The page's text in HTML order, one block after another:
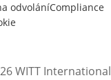
odvoláníCompliance
WITT International